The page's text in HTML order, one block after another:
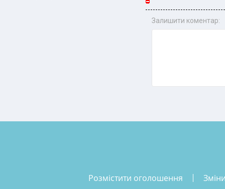
Залишити коментар:
розмістити оголошення